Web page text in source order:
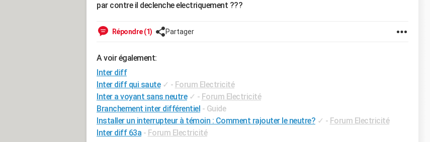
par contre il declenche electriquement ???
Répondre (1) Partager
A voir également:
Inter diff
Inter diff qui saute ✓ - Forum Electricité
Inter a voyant sans neutre ✓ - Forum Electricité
Branchement inter différentiel - Guide
Installer un interrupteur à témoin : Comment rajouter le neutre? ✓ - Forum Electricité
Inter diff 63a - Forum Electricité